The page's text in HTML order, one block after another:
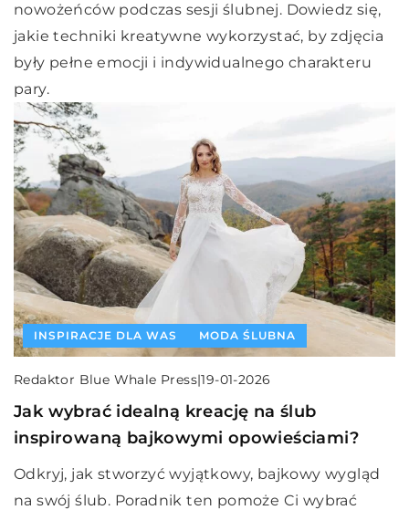
nowożeńców podczas sesji ślubnej. Dowiedz się,
jakie techniki kreatywne wykorzystać, by zdjęcia
były pełne emocji i indywidualnego charakteru
pary.
INSPIRACJE DLA WAS MODA ŚLUBNA
Redaktor Blue Whale Press|19-01-2026
Jak wybrać idealną kreację na ślub
inspirowaną bajkowymi opowieściami?
Odkryj, jak stworzyć wyjątkowy, bajkowy wygląd
na swój ślub. Poradnik ten pomoże Ci wybrać